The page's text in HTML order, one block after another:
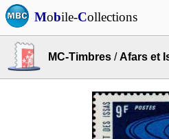
Mobile-Collections
MC-Timbres /Afars et